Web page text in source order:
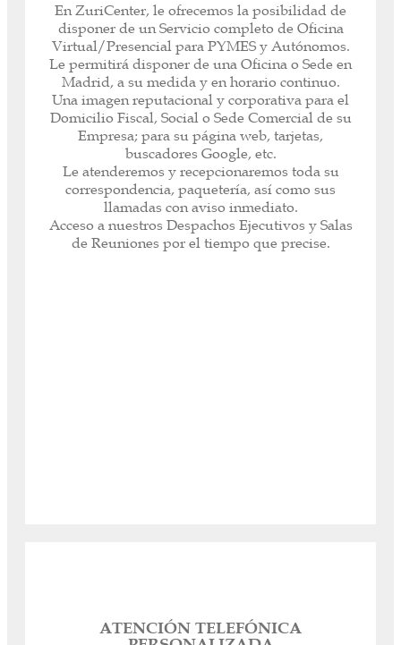
En ZuriCenter, le ofrecemos la posibilidad de
disponer de un Servicio completo de Oficina
Virtual/Presencial para PYMES y Autónomos.
Le permitirá disponer de una Oficina o Sede en
Madrid, a su medida y en horario continuo.
Una imagen reputacional y corporativa para el
Domicilio Fiscal, Social o Sede Comercial de su
Empresa; para su página web, tarjetas,
buscadores Google, etc.
Le atenderemos y recepcionaremos toda su
correspondencia, paquetería, así como sus
llamadas con aviso inmediato.
Acceso a nuestros Despachos Ejecutivos y Salas
de Reuniones por el tiempo que precise.
La Oficina Virtual a la medida del cliente
(Oficina Virtual Básica y/o Oficina Virtual
Premium).
Domicilios y Sedes Comerciales con los Servicios
que necesite.
Atención de llamadas personalizada, desvío
telefónico o franjas horarias.
Oficina Administrativa Presencial o Virtual.
Ahorre costes sin necesidad de desplazarse.
Acceso a nuestros Despachos Ejecutivos y Salas
ATENCIÓN TELEFÓNICA